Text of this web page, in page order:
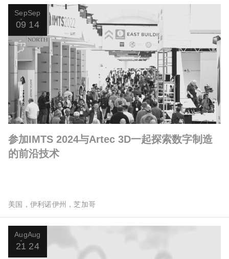
Sep
09
Sep
14
参加IMTS 2024与Artec 3D一起探索数字制造
的前沿技术
美国，伊利诺伊州，芝加哥
Aug
21
Aug
24